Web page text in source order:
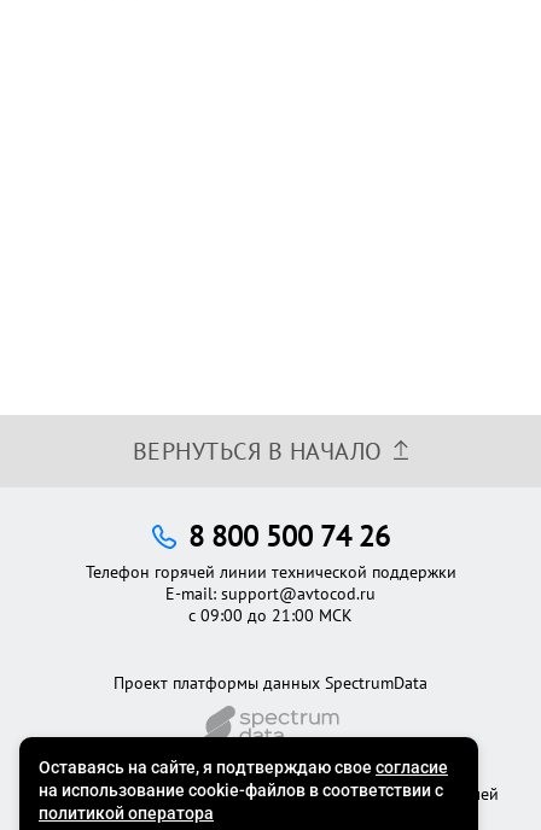
ВЕРНУТЬСЯ В НАЧАЛО
©2012 - 2026Официальный сервис проверки автомобилей
Проект платформы данных SpectrumData
8 800 500 74 26
Телефон горячей линии технической поддержки
E-mail: support@avtocod.ru
с 09:00 до 21:00 МСК